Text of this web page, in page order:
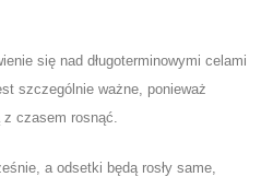
się nad długoterminowymi celami
szczególnie ważne, ponieważ
czasem rosnąć.
a odsetki będą rosły same,